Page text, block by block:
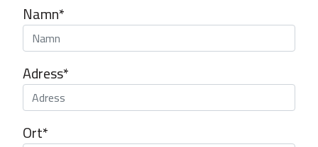
Namn*
Adress*
Ort*